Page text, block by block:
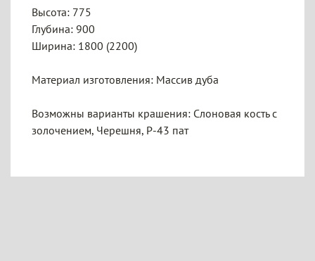
Высота: 775
Глубина: 900
Ширина: 1800 (2200)
Материал изготовления: Массив дуба
Возможны варианты крашения: Слоновая кость с
золочением, Черешня, P-43 пат